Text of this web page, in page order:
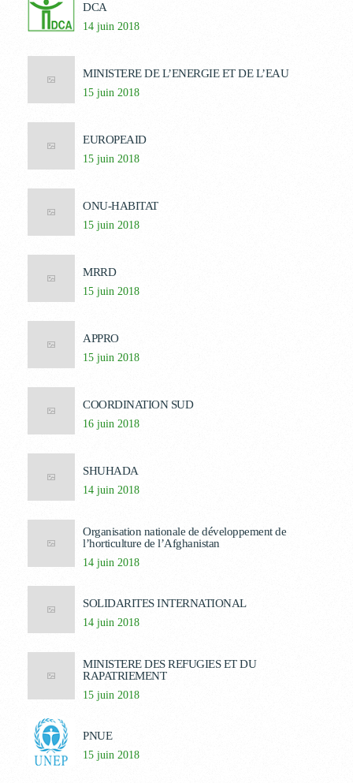
DCA
14 juin 2018
MINISTERE DE L’ENERGIE ET DE L’EAU
15 juin 2018
EUROPEAID
15 juin 2018
ONU-HABITAT
15 juin 2018
MRRD
15 juin 2018
APPRO
15 juin 2018
COORDINATION SUD
16 juin 2018
SHUHADA
14 juin 2018
Organisation nationale de développement de
l’horticulture de l’Afghanistan
14 juin 2018
SOLIDARITES INTERNATIONAL
14 juin 2018
MINISTERE DES REFUGIES ET DU
RAPATRIEMENT
15 juin 2018
PNUE
15 juin 2018